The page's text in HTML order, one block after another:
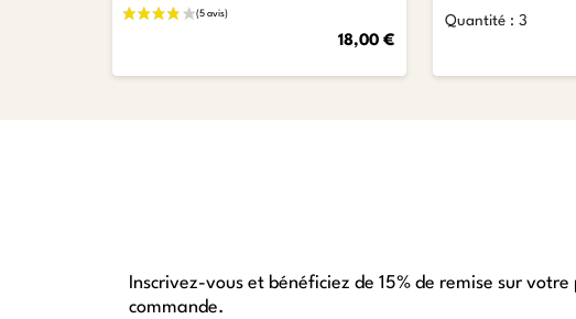
18,00 €
Quantité : 3
Inscrivez-vous et bénéficiez de 15% de remise sur votre
commande.